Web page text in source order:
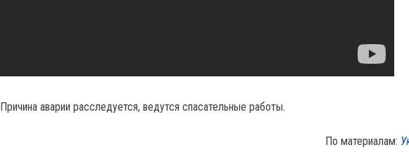
Причина аварии расследуется, ведутся спасательные работы.
По материалам: